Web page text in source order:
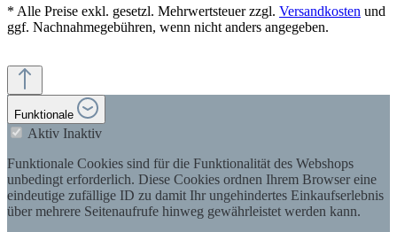
* Alle Preise exkl. gesetzl. Mehrwertsteuer zzgl. Versandkosten und
ggf. Nachnahmegebühren, wenn nicht anders angegeben.
Funktionale
Aktiv Inaktiv
Funktionale Cookies sind für die Funktionalität des Webshops
unbedingt erforderlich. Diese Cookies ordnen Ihrem Browser eine
eindeutige zufällige ID zu damit Ihr ungehindertes Einkaufserlebnis
über mehrere Seitenaufrufe hinweg gewährleistet werden kann.